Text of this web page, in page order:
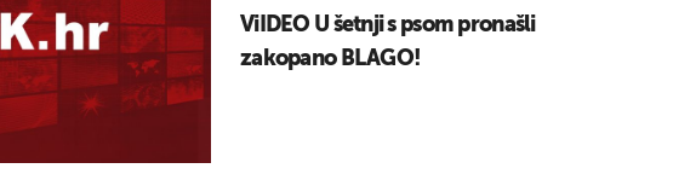
ViIDEO U šetnji s psom pronašli
zakopano BLAGO!